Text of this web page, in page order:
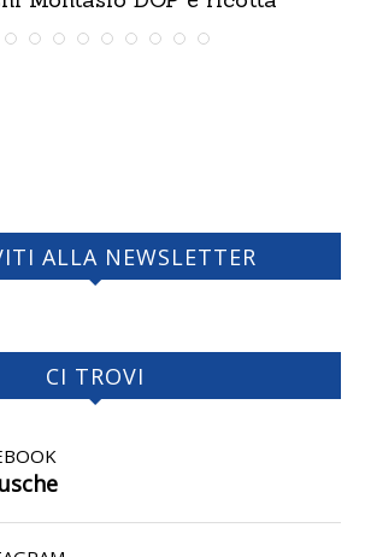
ALLA NEWSLETTER
CI TROVI